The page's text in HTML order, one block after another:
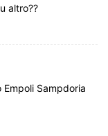
altro??
Empoli Sampdoria